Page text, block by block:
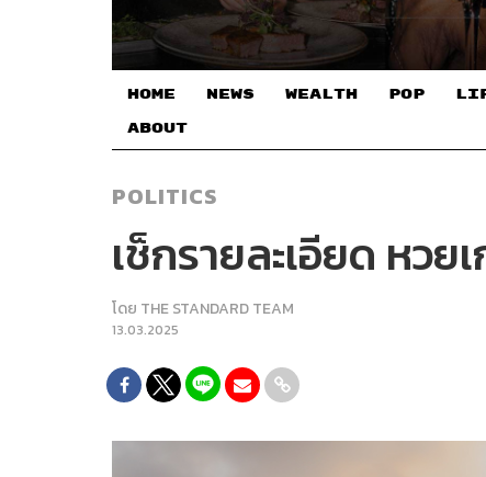
HOME NEWS WEALTH POP
ABOUT
POLITICS
เช็กรายละเอียด หว
โดย THE STANDARD TEAM
13.03.2025